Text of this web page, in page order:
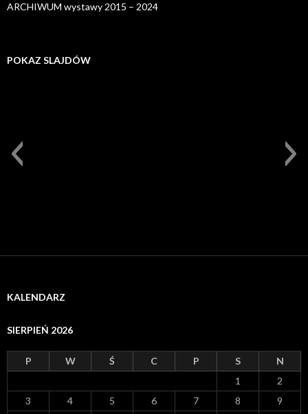
ARCHIWUM wystawy 2015 – 2024
POKAZ SLAJDÓW
KALENDARZ
SIERPIEŃ 2026
P W Ś C P S N
1
2
3
4 5 6 7 8
9